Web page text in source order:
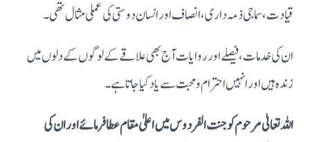
قیادت، سماجی ذمہ داری، انصاف اور انسان دوستی کی عملی مثال تھی۔
ان کی خدمات، فیصلے اور روایات آج بھی علاقے کے لوگوں کے دلوں میں
زندہ ہیں اور انہیں احترام و محبت سے یاد کیا جاتا ہے۔
اللہ تعالیٰ مرحوم کو جنت الفردوس میں اعلیٰ مقام عطا فرمائے اور ان کی